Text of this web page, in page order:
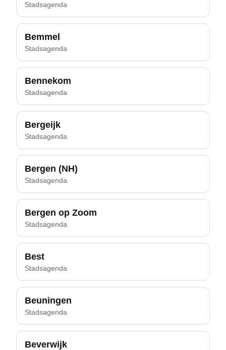
Stadsagenda
Bemmel
Stadsagenda
Bennekom
Stadsagenda
Bergeijk
Stadsagenda
Bergen (NH)
Stadsagenda
Bergen op Zoom
Stadsagenda
Best
Stadsagenda
Beuningen
Stadsagenda
Beverwijk